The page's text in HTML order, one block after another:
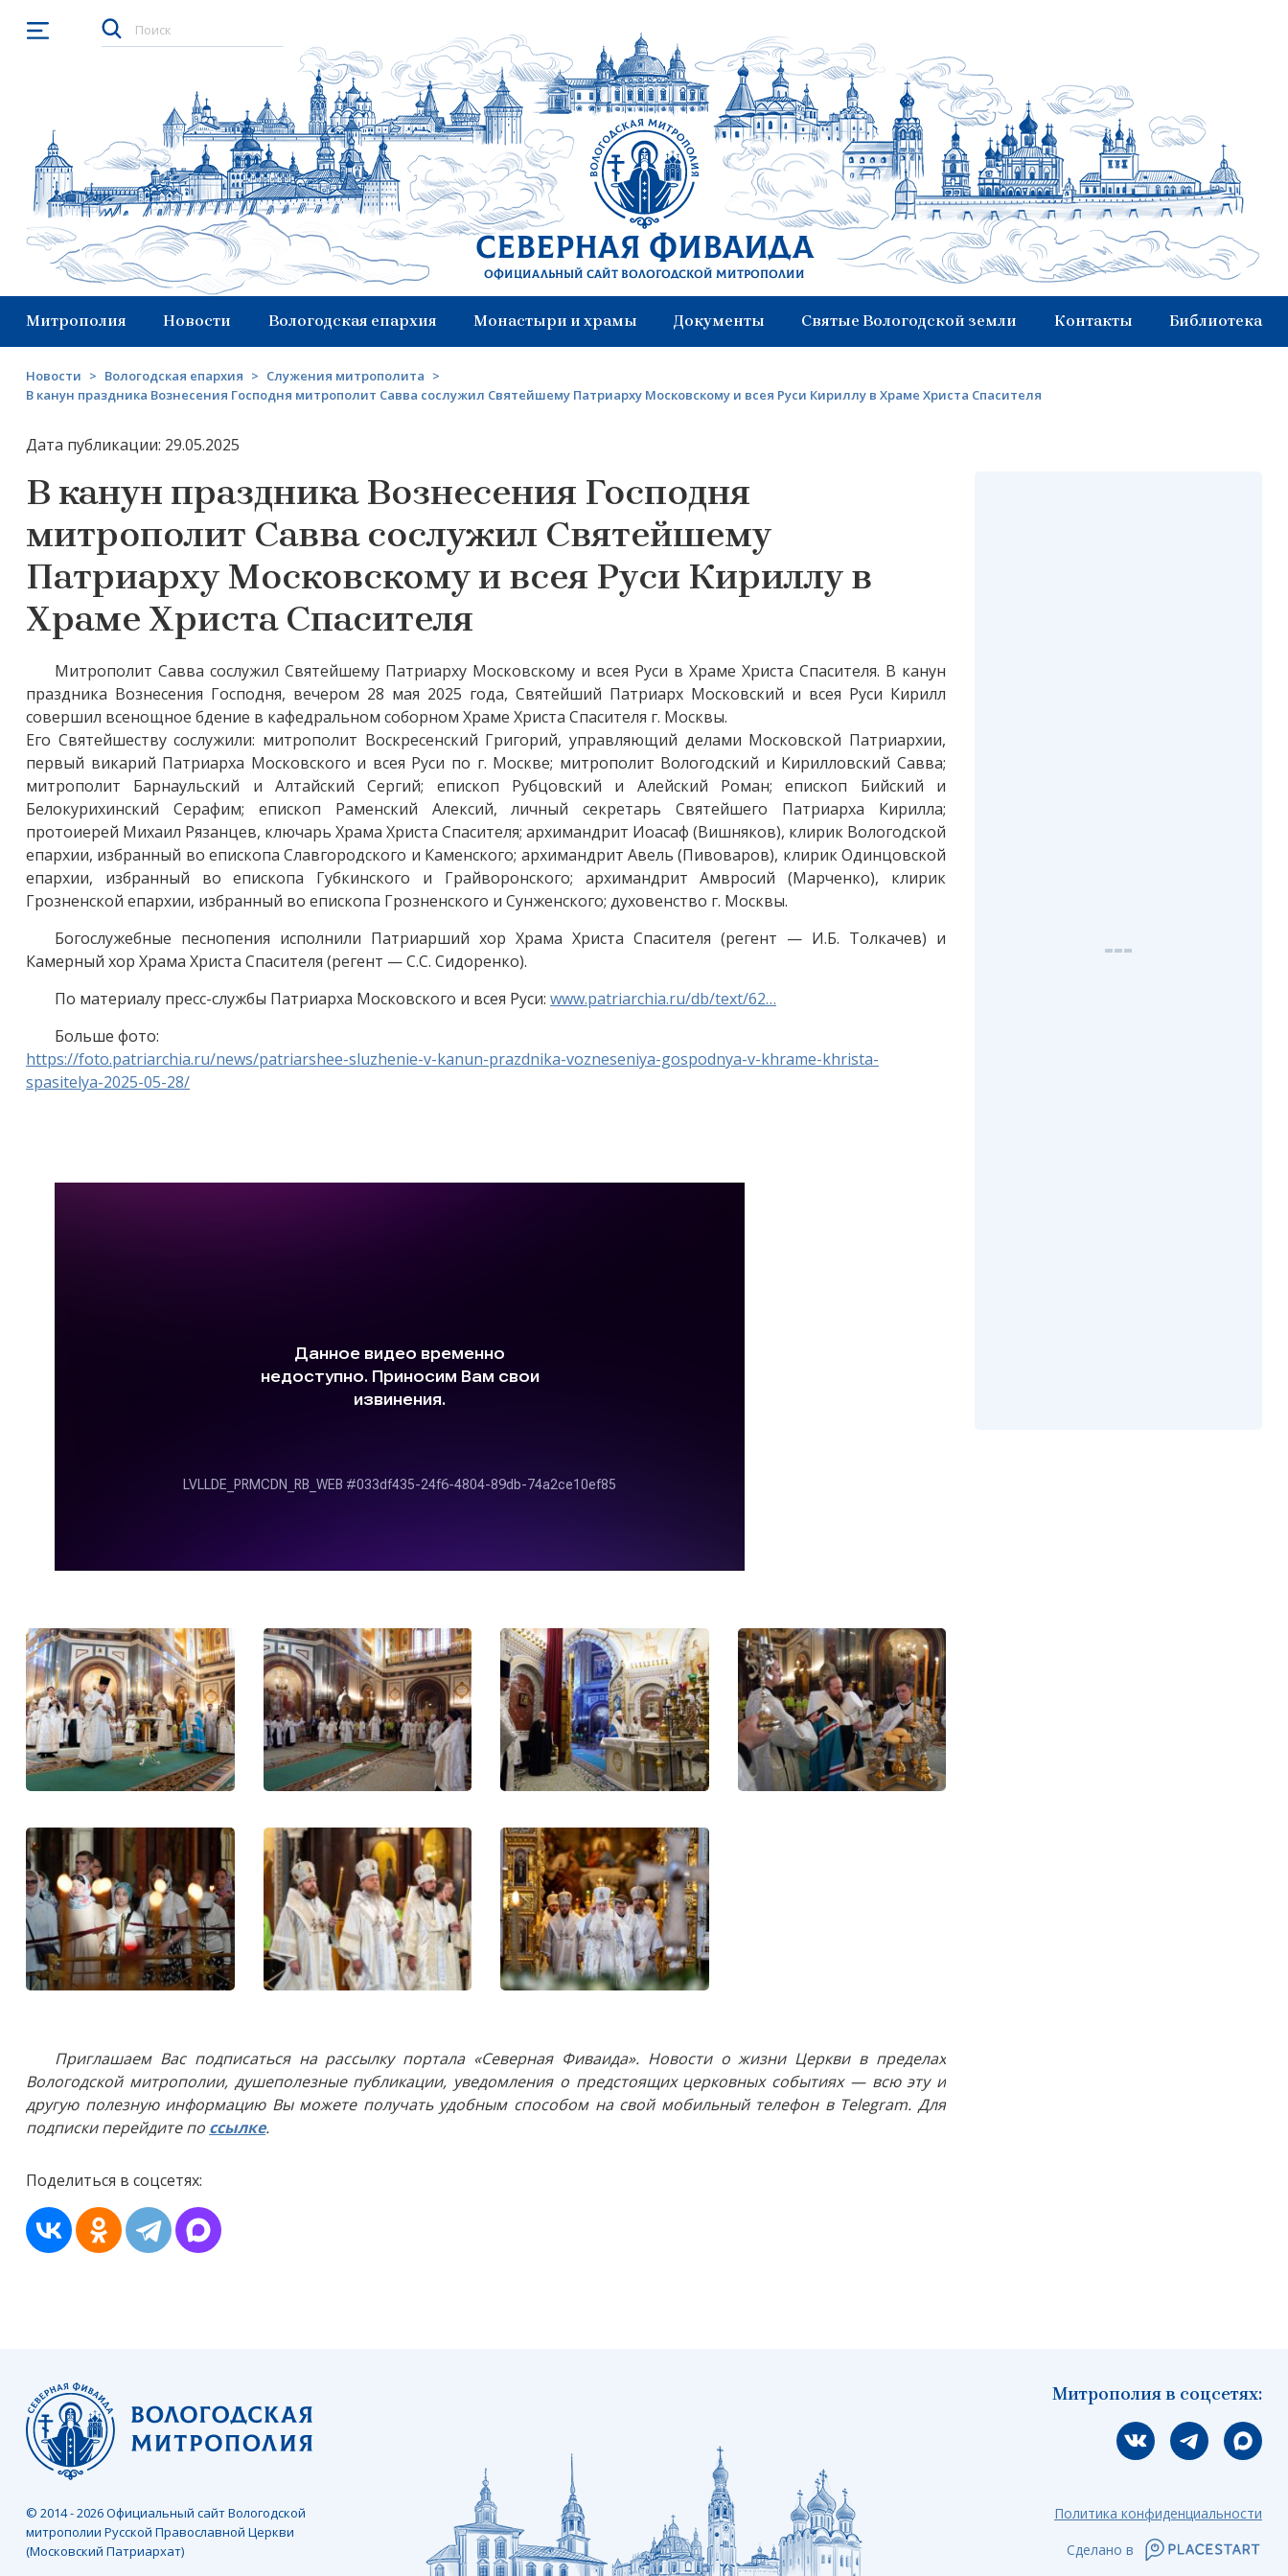
Открыть меню
Северная Фиваида
Официальный сайт Вологодской митрополии
Митрополия Новости Вологодская епархия Монастыри и храмы Документы Святые Вологодской земли Контакты Библиотека
Новости > Вологодская епархия > Служения митрополита >
В канун праздника Вознесения Господня митрополит Савва сослужил Святейшему Патриарху Московскому и всея Руси Кириллу в Храме Христа Спасителя
Дата публикации: 29.05.2025
В канун праздника Вознесения Господня
митрополит Савва сослужил Святейшему
Патриарху Московскому и всея Руси Кириллу в
Храме Христа Спасителя
Митрополит Савва сослужил Святейшему Патриарху Московскому и всея Руси в Храме Христа Спасителя. В канун
праздника Вознесения Господня, вечером 28 мая 2025 года, Святейший Патриарх Московский и всея Руси Кирилл
совершил всенощное бдение в кафедральном соборном Храме Христа Спасителя г. Москвы.
Его Святейшеству сослужили: митрополит Воскресенский Григорий, управляющий делами Московской Патриархии,
первый викарий Патриарха Московского и всея Руси по г. Москве; митрополит Вологодский и Кирилловский Савва;
митрополит Барнаульский и Алтайский Сергий; епископ Рубцовский и Алейский Роман; епископ Бийский и
Белокурихинский Серафим; епископ Раменский Алексий, личный секретарь Святейшего Патриарха Кирилла;
протоиерей Михаил Рязанцев, ключарь Храма Христа Спасителя; архимандрит Иоасаф (Вишняков), клирик Вологодской
епархии, избранный во епископа Славгородского и Каменского; архимандрит Авель (Пивоваров), клирик Одинцовской
епархии, избранный во епископа Губкинского и Грайворонского; архимандрит Амвросий (Марченко), клирик
Грозненской епархии, избранный во епископа Грозненского и Сунженского; духовенство г. Москвы.
Богослужебные песнопения исполнили Патриарший хор Храма Христа Спасителя (регент — И.Б. Толкачев) и
Камерный хор Храма Христа Спасителя (регент — С.С. Сидоренко).
По материалу пресс-службы Патриарха Московского и всея Руси: www.patriarchia.ru/db/text/62…
Больше фото:
https://foto.patriarchia.ru/news/patriarshee-sluzhenie-v-kanun-prazdnika-vozneseniya-gospodnya-v-khrame-khrista-
spasitelya-2025-05-28/
Приглашаем Вас подписаться на рассылку портала «Северная Фиваида». Новости о жизни Церкви в пределах
Вологодской митрополии, душеполезные публикации, уведомления о предстоящих церковных событиях — всю эту и
другую полезную информацию Вы можете получать удобным способом на свой мобильный телефон в Telegram. Для
подписки перейдите по ссылке.
Поделиться в соцсетях:
Митрополия в соцсетях:
Мы вконтакте
Мы в telegram
Мы в
© 2014 - 2026 Официальный сайт Вологодской
митрополии Русской Православной Церкви
(Московский Патриархат)
Политика конфиденциальности
Сделано в